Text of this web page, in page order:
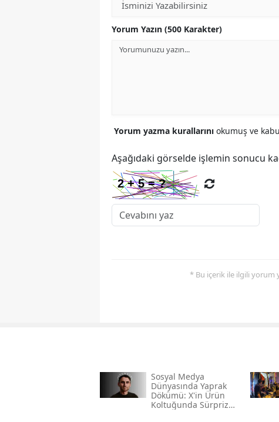
Yorum Yazın (500 Karakter)
Yorum yazma kurallarını okumuş ve
Aşağıdaki görselde işlemin sonucu
* Bu içerik ile ilgili yorum
Sosyal Medya
Dünyasında Yaprak
Dökümü: X'in Ürün
Koltuğunda Sürpriz